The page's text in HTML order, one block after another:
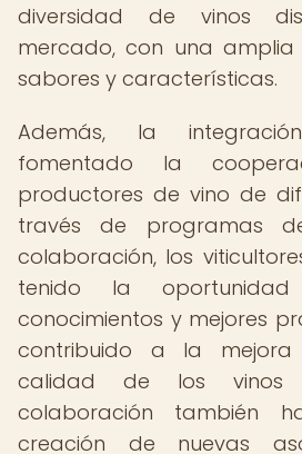
diversidad de vinos
mercado, con una
sabores y características.
Además, la
fomentado la
productores de vino de
través de programas
colaboración, los
tenido la
conocimientos y mejores
contribuido a la
calidad de los vinos
colaboración también
creación de nuevas